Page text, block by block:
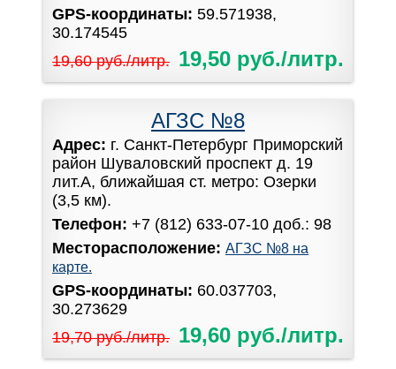
GPS-координаты: 59.571938,
30.174545
19,60 руб./литр. 19,50 руб./литр.
АГЗС №8
Адрес: г. Санкт-Петербург Приморский
район Шуваловский проспект д. 19
лит.А, ближайшая ст. метро: Озерки
(3,5 км).
Телефон: +7 (812) 633-07-10 доб.: 98
Месторасположение: АГЗС №8 на
карте.
GPS-координаты: 60.037703,
30.273629
19,70 руб./литр. 19,60 руб./литр.